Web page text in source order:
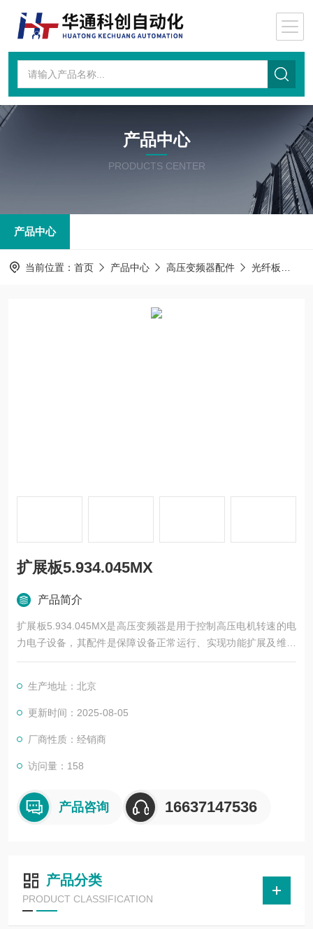
产品中心
PRODUCTS CENTER
产品中心
当前位置： 首页 产品中心 高压变频器配件 光纤板
扩展板5.934.045MX
产品简介
扩展板5.934.045MX是高压变频器是用于控制高压电机转速的电
力电子设备，其配件是保障设备正常运行、实现功能扩展及维护
维修的重要组成部分。这些配件种类繁多，涵盖了功率变换、控
生产地址：北京
更新时间：2025-08-05
厂商性质：经销商
访问量：158
产品咨询 16637147536
产品分类
PRODUCT CLASSIFICATION